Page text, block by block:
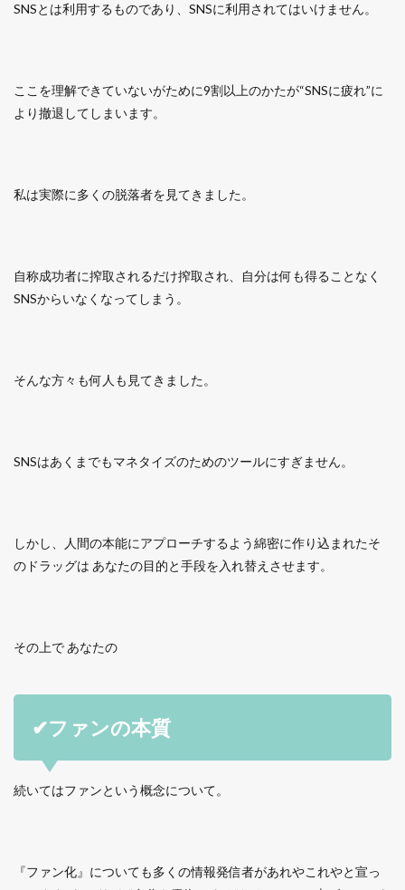
SNSとは利用するものであり、SNSに利用されてはいけません。
ここを理解できていないがために9割以上のかたが“SNSに疲れ”に
より撤退してしまいます。
私は実際に多くの脱落者を見てきました。
自称成功者に搾取されるだけ搾取され、自分は何も得ることなく
SNSからいなくなってしまう。
そんな方々も何人も見てきました。
SNSはあくまでもマネタイズのためのツールにすぎません。
しかし、人間の本能にアプローチするよう綿密に作り込まれたそ
のドラッグは あなたの目的と手段を入れ替えさせます。
その上で あなたの
✔ファンの本質
続いてはファンという概念について。
『ファン化』についても多くの情報発信者があれやこれやと宣っ